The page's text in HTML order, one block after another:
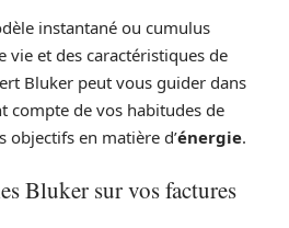
instantané ou cumulus
vie et des caractéristiques de
Bluker peut vous guider dans
compte de vos habitudes de
objectifs en matière d’énergie.
Bluker sur vos factures